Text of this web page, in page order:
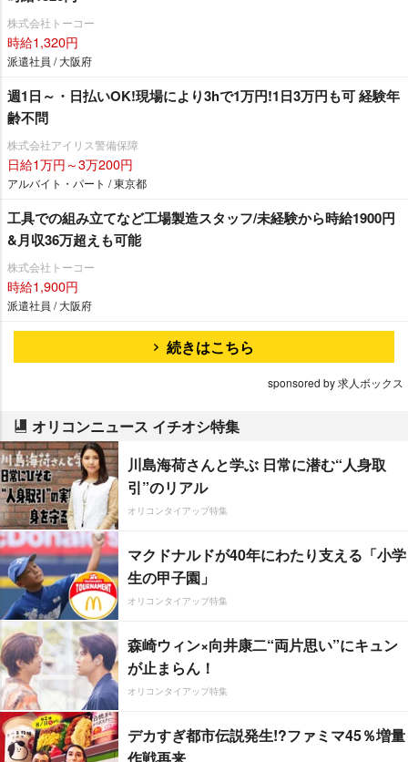
株式会社トーコー
時給1,320円
派遣社員 / 大阪府
週1日～・日払いOK!現場により3hで1万円!1日3万円も可 経験年
齢不問
株式会社アイリス警備保障
日給1万円～3万200円
アルバイト・パート / 東京都
工具での組み立てなど工場製造スタッフ/未経験から時給1900円
&月収36万超えも可能
株式会社トーコー
時給1,900円
派遣社員 / 大阪府
続きはこちら
sponsored by 求人ボックス
オリコンニュース イチオシ特集
川島海荷さんと学ぶ 日常に潜む“人身取
引”のリアル
オリコンタイアップ特集
マクドナルドが40年にわたり支える「小学
生の甲子園」
オリコンタイアップ特集
森崎ウィン×向井康二“両片思い”にキュン
が止まらん！
オリコンタイアップ特集
デカすぎ都市伝説発生!?ファミマ45％増量
作戦再来